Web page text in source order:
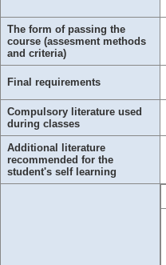
The form of passing the
course (assesment methods
and criteria)
Final requirements
Compulsory literature used
during classes
Additional literature
recommended for the
student's self learning